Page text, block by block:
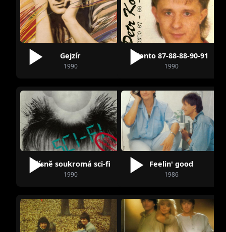
Gejzír
1990
Konto 87-88-88-90-91
1990
Přísně soukromá sci-fi
1990
Feelin' good
1986